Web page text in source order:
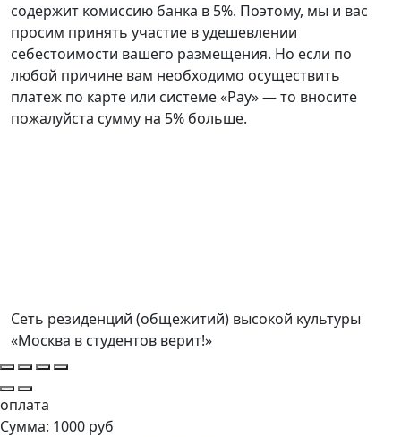
содержит комиссию банка в 5%. Поэтому, мы и вас
просим принять участие в удешевлении
себестоимости вашего размещения. Но если по
любой причине вам необходимо осуществить
платеж по карте или системе «Pay» — то вносите
пожалуйста сумму на 5% больше.
Сеть резиденций (общежитий) высокой культуры
«Москва в студентов верит!»
оплата
Сумма: 1000 руб